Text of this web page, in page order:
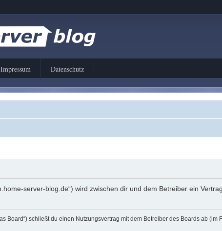
Impressum Datenschutz
server-blog.de“) wird zwischen dir und dem Betreiber ein
Board“) schließt du einen Nutzungsvertrag mit dem Betreiber des Boards ab